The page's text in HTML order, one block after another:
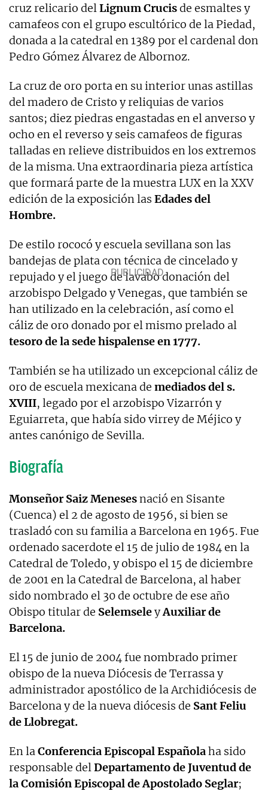
cruz relicario delLignum Crucisde esmaltes y
camafeos con el grupo escultórico de la Piedad,
donada a la catedral en 1389 por el cardenal don
Pedro Gómez Álvarez de Albornoz.
La cruz de oro porta en su interior unas astillas
del madero de Cristo y reliquias de varios
santos; diez piedras engastadas en el anverso y
ocho en el reverso y seis camafeos de figuras
talladas en relieve distribuidos en los extremos
de la misma. Una extraordinaria pieza artística
que formará parte de la muestra LUX en la XXV
edición de la exposición las Edades del
Hombre.
De estilo rococó y escuela sevillana son las
bandejas de plata con técnica de cincelado y
repujado y el juego de lavabo donación del
arzobispo Delgado y Venegas, que también se
han utilizado en la celebración, así como el
cáliz de oro donado por el mismo prelado al
tesoro de la sede hispalense en 1777.
También se ha utilizado un excepcional cáliz de
oro de escuela mexicana de mediados del s.
XVIII, legado por el arzobispo Vizarrón y
Eguiarreta, que había sido virrey de Méjico y
antes canónigo de Sevilla.
Biografía
Monseñor Saiz Menesesnació en Sisante
(Cuenca) el 2 de agosto de 1956, si bien se
trasladó con su familia a Barcelona en 1965. Fue
ordenado sacerdote el 15 de julio de 1984 en la
Catedral de Toledo, y obispo el 15 de diciembre
de 2001 en la Catedral de Barcelona, al haber
sido nombrado el 30 de octubre de ese año
Obispo titular de SelemseleyAuxiliar de
Barcelona.
El 15 de junio de 2004 fue nombrado primer
obispo de la nueva Diócesis de Terrassa y
administrador apostólico de la Archidiócesis de
Barcelona y de la nueva diócesis de Sant Feliu
de Llobregat.
En laConferencia Episcopal Españolaha sido
responsable delDepartamento de Juventud de
la Comisión Episcopal de Apostolado Seglar;